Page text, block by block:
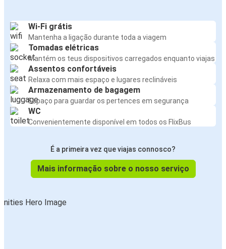
Wi-Fi grátis
Mantenha a ligação durante toda a viagem
Tomadas elétricas
Mantém os teus dispositivos carregados enquanto viajas
Assentos confortáveis
Relaxa com mais espaço e lugares reclináveis
Armazenamento de bagagem
Espaço para guardar os pertences em segurança
WC
Convenientemente disponível em todos os FlixBus
É a primeira vez que viajas connosco?
Mais informação sobre o nosso serviço